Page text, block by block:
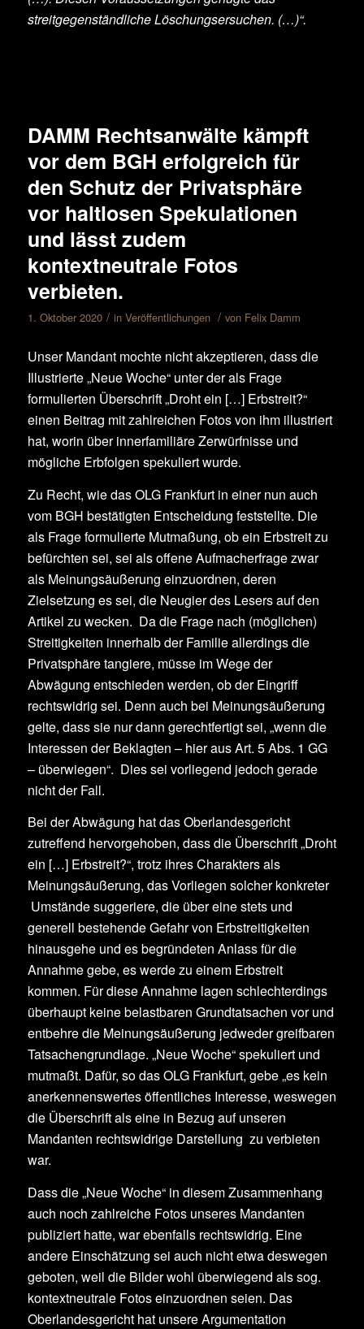
streitgegenständliche Löschungsersuchen. (…)“.
DAMM Rechtsanwälte kämpft
vor dem BGH erfolgreich für
den Schutz der Privatsphäre
vor haltlosen Spekulationen
und lässt zudem
kontextneutrale Fotos
verbieten.
1. Oktober 2020 / in Veröffentlichungen / von Felix Damm
Unser Mandant mochte nicht akzeptieren, dass die
Illustrierte „Neue Woche“ unter der als Frage
formulierten Überschrift „Droht ein […] Erbstreit?“
einen Beitrag mit zahlreichen Fotos von ihm illustriert
hat, worin über innerfamiliäre Zerwürfnisse und
mögliche Erbfolgen spekuliert wurde.
Zu Recht, wie das OLG Frankfurt in einer nun auch
vom BGH bestätigten Entscheidung feststellte. Die
als Frage formulierte Mutmaßung, ob ein Erbstreit zu
befürchten sei, sei als offene Aufmacherfrage zwar
als Meinungsäußerung einzuordnen, deren
Zielsetzung es sei, die Neugier des Lesers auf den
Artikel zu wecken. Da die Frage nach (möglichen)
Streitigkeiten innerhalb der Familie allerdings die
Privatsphäre tangiere, müsse im Wege der
Abwägung entschieden werden, ob der Eingriff
rechtswidrig sei. Denn auch bei Meinungsäußerung
gelte, dass sie nur dann gerechtfertigt sei, „wenn die
Interessen der Beklagten – hier aus Art. 5 Abs. 1 GG
– überwiegen“. Dies sei vorliegend jedoch gerade
nicht der Fall.
Bei der Abwägung hat das Oberlandesgericht
zutreffend hervorgehoben, dass die Überschrift „Droht
ein […] Erbstreit?“, trotz ihres Charakters als
Meinungsäußerung, das Vorliegen solcher konkreter
Umstände suggeriere, die über eine stets und
generell bestehende Gefahr von Erbstreitigkeiten
hinausgehe und es begründeten Anlass für die
Annahme gebe, es werde zu einem Erbstreit
kommen. Für diese Annahme lagen schlechterdings
überhaupt keine belastbaren Grundtatsachen vor und
entbehre die Meinungsäußerung jedweder greifbaren
Tatsachengrundlage. „Neue Woche“ spekuliert und
mutmaßt. Dafür, so das OLG Frankfurt, gebe „es kein
anerkennenswertes öffentliches Interesse, weswegen
die Überschrift als eine in Bezug auf unseren
Mandanten rechtswidrige Darstellung zu verbieten
war.
Dass die „Neue Woche“ in diesem Zusammenhang
auch noch zahlreiche Fotos unseres Mandanten
publiziert hatte, war ebenfalls rechtswidrig. Eine
andere Einschätzung sei auch nicht etwa deswegen
geboten, weil die Bilder wohl überwiegend als sog.
kontextneutrale Fotos einzuordnen seien. Das
Oberlandesgericht hat unsere Argumentation